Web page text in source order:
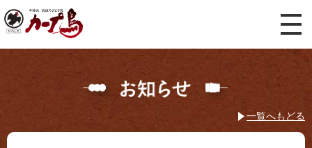
一覧へもどる